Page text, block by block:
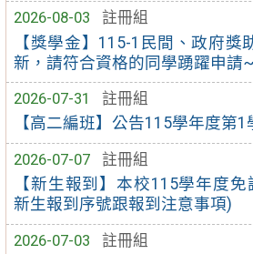
2026-08-03
註冊組
【獎學金】115-1民間、政府獎
新，請符合資格的同學踴躍申請
2026-07-31
註冊組
【高二編班】公告115學年度第
2026-07-07
註冊組
【新生報到】本校115學年度
新生報到序號跟報到注意事項)
2026-07-03
註冊組